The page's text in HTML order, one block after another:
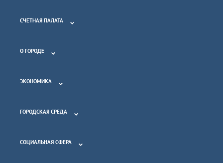
СЧЕТНАЯ ПАЛАТА
О ГОРОДЕ
ЭКОНОМИКА
ГОРОДСКАЯ СРЕДА
СОЦИАЛЬНАЯ СФЕРА